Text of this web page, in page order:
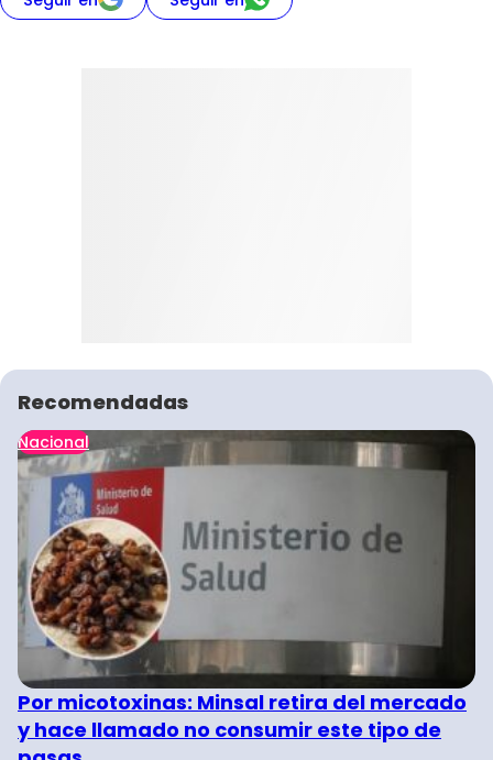
Recomendadas
Nacional
Por micotoxinas: Minsal retira del mercado
y hace llamado no consumir este tipo de